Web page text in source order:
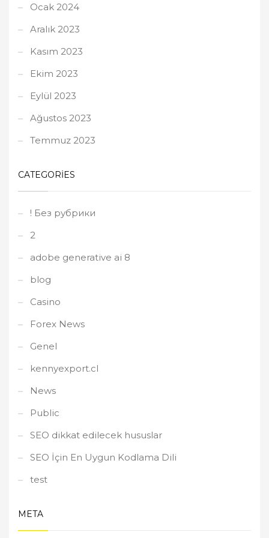
Ocak 2024
Aralık 2023
Kasım 2023
Ekim 2023
Eylül 2023
Ağustos 2023
Temmuz 2023
CATEGORIES
! Без рубрики
2
adobe generative ai 8
blog
Casino
Forex News
Genel
kennyexport.cl
News
Public
SEO dikkat edilecek hususlar
SEO İçin En Uygun Kodlama Dili
test
META